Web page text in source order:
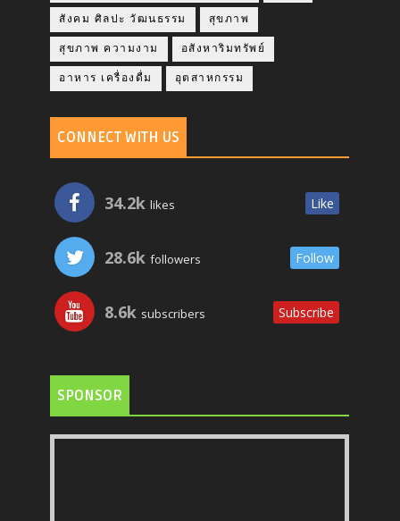
สังคม ศิลปะ วัฒนธรรม สุขภาพ
สุขภาพ ความงาม อสังหาริมทรัพย์
อาหาร เครื่องดื่ม อุตสาหกรรม
CONNECT WITH US
34.2k likes Like
28.6k followers Follow
8.6k subscribers Subscribe
SPONSOR